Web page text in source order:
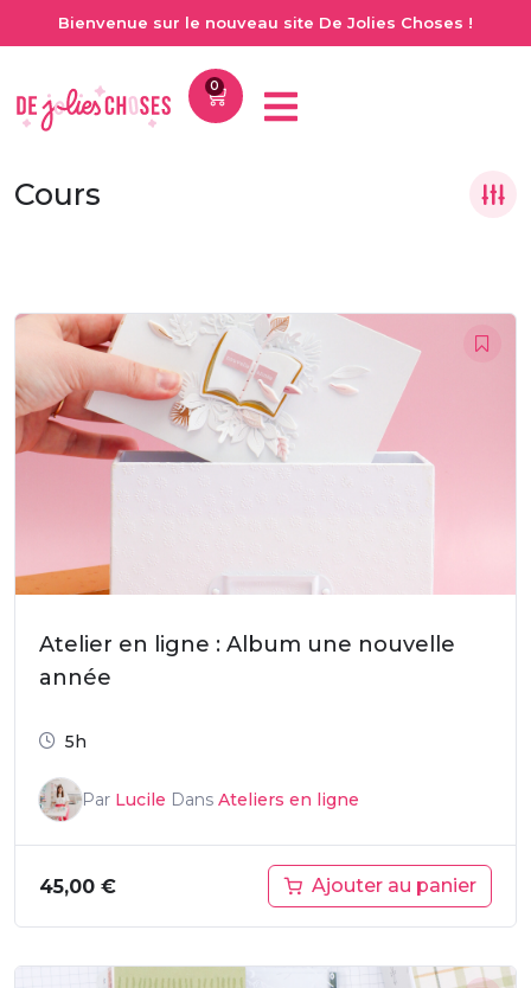
Bienvenue sur le nouveau site De Jolies Choses !
0
Cours
Atelier en ligne : Album une nouvelle
année
5h
Par Lucile Dans Ateliers en ligne
45,00 € Ajouter au panier